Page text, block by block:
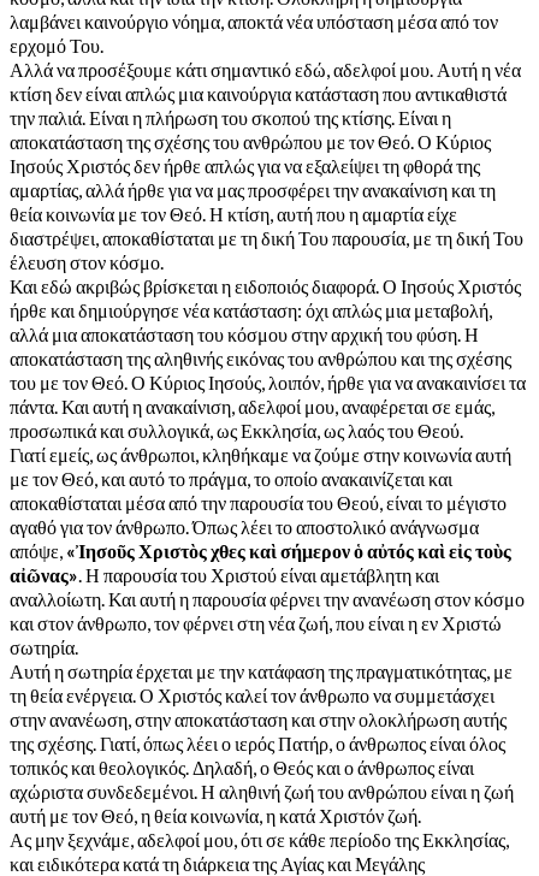
λαμβάνει καινούργιο νόημα, αποκτά νέα υπόσταση μέσα από τον
ερχομό Του.
Αλλά να προσέξουμε κάτι σημαντικό εδώ, αδελφοί μου. Αυτή η νέα
κτίση δεν είναι απλώς μια καινούργια κατάσταση που αντικαθιστά
την παλιά. Είναι η πλήρωση του σκοπού της κτίσης. Είναι η
αποκατάσταση της σχέσης του ανθρώπου με τον Θεό. Ο Κύριος
Ιησούς Χριστός δεν ήρθε απλώς για να εξαλείψει τη φθορά της
αμαρτίας, αλλά ήρθε για να μας προσφέρει την ανακαίνιση και τη
θεία κοινωνία με τον Θεό. Η κτίση, αυτή που η αμαρτία είχε
διαστρέψει, αποκαθίσταται με τη δική Του παρουσία, με τη δική Του
έλευση στον κόσμο.
Και εδώ ακριβώς βρίσκεται η ειδοποιός διαφορά. Ο Ιησούς Χριστός
ήρθε και δημιούργησε νέα κατάσταση: όχι απλώς μια μεταβολή,
αλλά μια αποκατάσταση του κόσμου στην αρχική του φύση. Η
αποκατάσταση της αληθινής εικόνας του ανθρώπου και της σχέσης
του με τον Θεό. Ο Κύριος Ιησούς, λοιπόν, ήρθε για να ανακαινίσει τα
πάντα. Και αυτή η ανακαίνιση, αδελφοί μου, αναφέρεται σε εμάς,
προσωπικά και συλλογικά, ως Εκκλησία, ως λαός του Θεού.
Γιατί εμείς, ως άνθρωποι, κληθήκαμε να ζούμε στην κοινωνία αυτή
με τον Θεό, και αυτό το πράγμα, το οποίο ανακαινίζεται και
αποκαθίσταται μέσα από την παρουσία του Θεού, είναι το μέγιστο
αγαθό για τον άνθρωπο. Όπως λέει το αποστολικό ανάγνωσμα
απόψε, «Ἰησοῦς Χριστὸς χθες καὶ σήμερον ὁ αὐτός καὶ εἰς τοὺς
αἰῶνας». Η παρουσία του Χριστού είναι αμετάβλητη και
αναλλοίωτη. Και αυτή η παρουσία φέρνει την ανανέωση στον κόσμο
και στον άνθρωπο, τον φέρνει στη νέα ζωή, που είναι η εν Χριστώ
σωτηρία.
Αυτή η σωτηρία έρχεται με την κατάφαση της πραγματικότητας, με
τη θεία ενέργεια. Ο Χριστός καλεί τον άνθρωπο να συμμετάσχει
στην ανανέωση, στην αποκατάσταση και στην ολοκλήρωση αυτής
της σχέσης. Γιατί, όπως λέει ο ιερός Πατήρ, ο άνθρωπος είναι όλος
τοπικός και θεολογικός. Δηλαδή, ο Θεός και ο άνθρωπος είναι
αχώριστα συνδεδεμένοι. Η αληθινή ζωή του ανθρώπου είναι η ζωή
αυτή με τον Θεό, η θεία κοινωνία, η κατά Χριστόν ζωή.
Ας μην ξεχνάμε, αδελφοί μου, ότι σε κάθε περίοδο της Εκκλησίας,
και ειδικότερα κατά τη διάρκεια της Αγίας και Μεγάλης